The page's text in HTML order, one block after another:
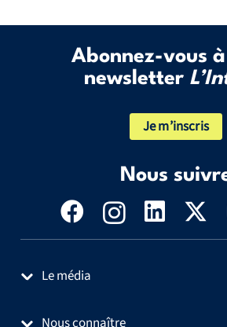
Abonnez-vous
newsletter
Je m’inscris
Nous
Le média